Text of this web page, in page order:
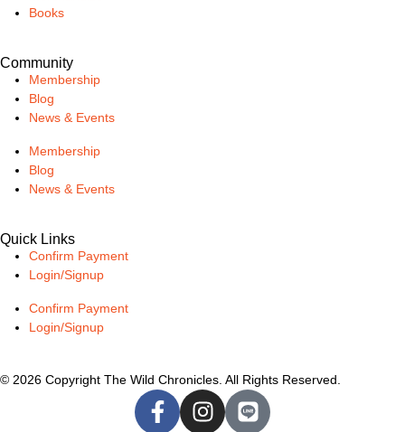
Books
Community
Membership
Blog
News & Events
Membership
Blog
News & Events
Quick Links
Confirm Payment
Login/Signup
Confirm Payment
Login/Signup
© 2026 Copyright The Wild Chronicles. All Rights Reserved.